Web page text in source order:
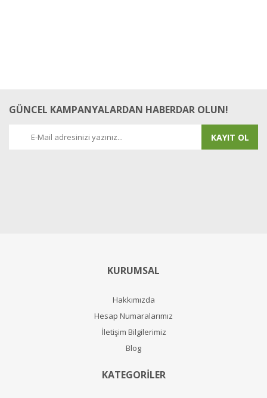
GÜNCEL KAMPANYALARDAN HABERDAR OLUN!
KAYIT OL
KURUMSAL
Hakkımızda
Hesap Numaralarımız
İletişim Bilgilerimiz
Blog
KATEGORİLER